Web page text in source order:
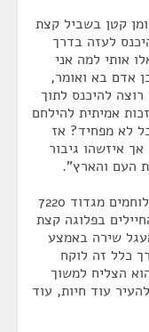
קטן בשביל קצת
לעזה בדרך
אותי למה אני
אדם בא ואומר,
להיכנס לתוך
אמיתית להילחם
לא מפחיד? אז
איזשהו גיבור
העם והארץ".
בשבת לפני שאלקנה נהרג הוא היה עם הלוחמים מגדוד 7220
בפלוגה קצת
שירה באמצע
כלל זה לוקח
הצליח למשוך
עוד חיות, עוד